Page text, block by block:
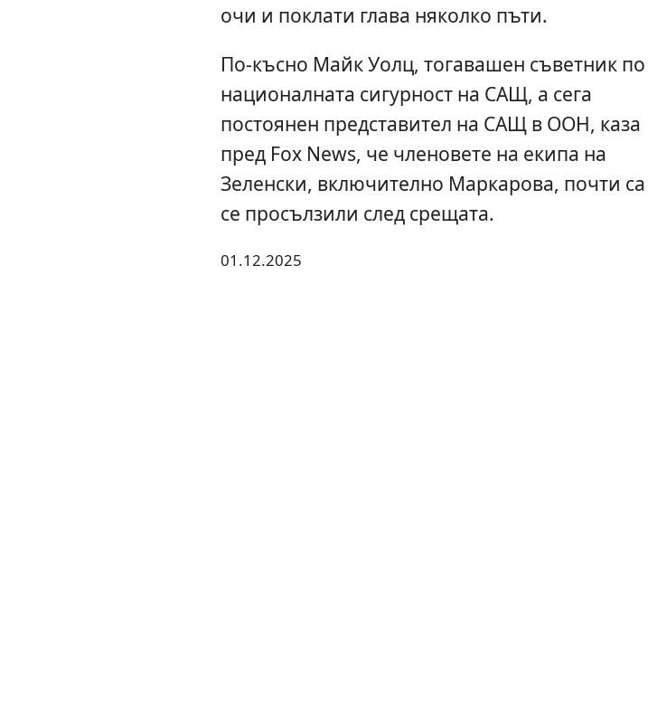
очи и поклати глава няколко пъти.
По-късно Майк Уолц, тогавашен съветник по
националната сигурност на САЩ, а сега
постоянен представител на САЩ в ООН, каза
пред Fox News, че членовете на екипа на
Зеленски, включително Маркарова, почти са
се просълзили след срещата.
01.12.2025